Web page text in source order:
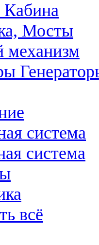
Кабина
Мосты
механизм
система
система
всё